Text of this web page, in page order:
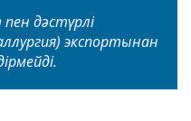
дәстүрлі
экспортынан